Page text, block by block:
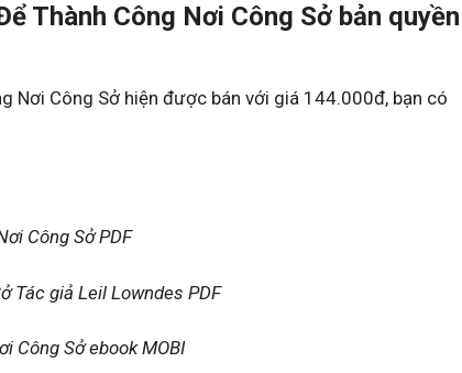
Thành Công Nơi Công Sở bản quyền
Nơi Công Sở hiện được bán với giá 144.000đ, bạn có
Công Sở PDF
Tác giả Leil Lowndes PDF
Công Sở ebook MOBI